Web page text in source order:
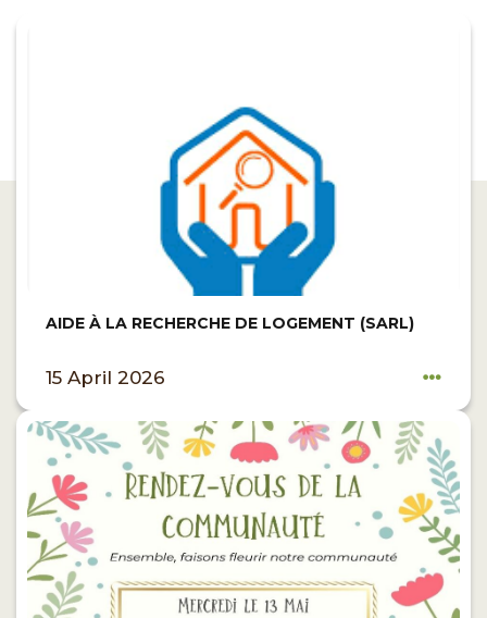
AIDE À LA RECHERCHE DE LOGEMENT (SARL)
15 April 2026